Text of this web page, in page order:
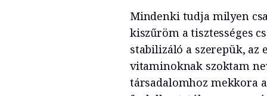
Mindenki tudja milyen
kiszűröm a tisztességes
stabilizáló a szerepük, az
vitaminoknak szoktam
társadalomhoz mekkora